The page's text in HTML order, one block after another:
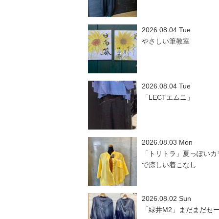
2026.08.04 Tue
やさしい筆教室
2026.08.04 Tue
「LECTエムニ」
2026.08.03 Mon
「トリトラ」夏っぽいカ
で涼しい着こなし
2026.08.02 Sun
「緑井M2」まだまだセ